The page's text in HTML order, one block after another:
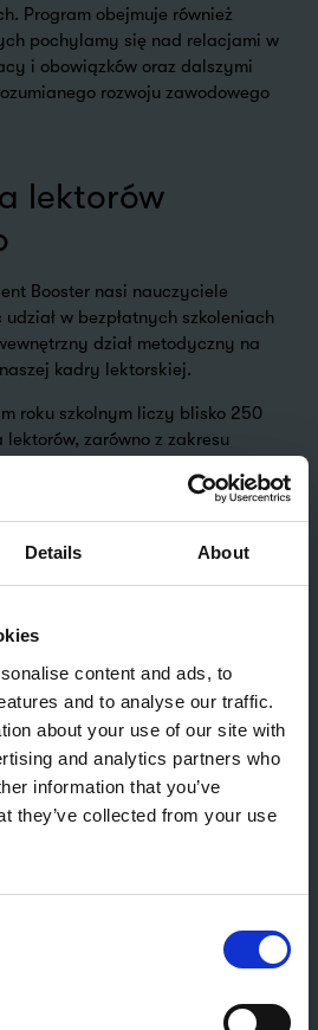
Details About
content and ads, to
and to analyse our traffic.
about your use of our site with
and analytics partners who
information that you’ve
they’ve collected from your use
Program obejmuje również
pochylamy się nad relacjami w
i obowiązków oraz dalszymi
rozwoju zawodowego
lektorów
Booster nasi nauczyciele
w bezpłatnych szkoleniach
dział metodyczny na
kadry lektorskiej.
roku szkolnym liczy blisko 250
zarówno z zakresu
tematów, o których lektorzy
To łącznie niemal 750 godzin
m.in:
z różnorodnymi potrzebami?
WOW! - gry i zabawy
dlaczego piosenka jest dobra na